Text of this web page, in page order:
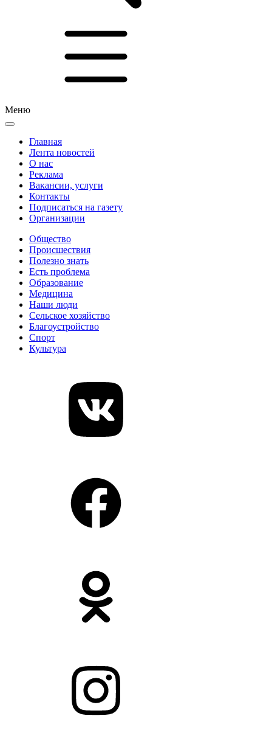
Меню
Главная
Лента новостей
О нас
Реклама
Вакансии, услуги
Контакты
Подписаться на газету
Организации
Общество
Происшествия
Полезно знать
Есть проблема
Образование
Медицина
Наши люди
Сельское хозяйство
Благоустройство
Спорт
Культура